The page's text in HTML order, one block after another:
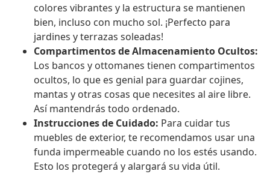
colores vibrantes y la estructura se mantienen
bien, incluso con mucho sol. ¡Perfecto para
jardines y terrazas soleadas!
Compartimentos de Almacenamiento Ocultos:
Los bancos y ottomanes tienen compartimentos
ocultos, lo que es genial para guardar cojines,
mantas y otras cosas que necesites al aire libre.
Así mantendrás todo ordenado.
Instrucciones de Cuidado: Para cuidar tus
muebles de exterior, te recomendamos usar una
funda impermeable cuando no los estés usando.
Esto los protegerá y alargará su vida útil.